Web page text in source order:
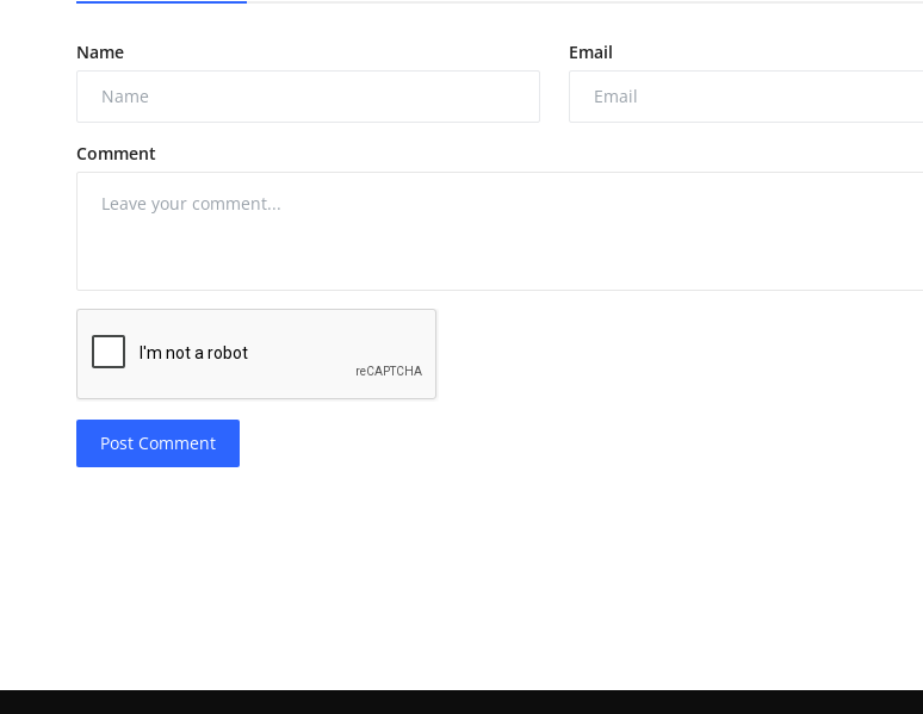
Name Email
Comment
Post Comment